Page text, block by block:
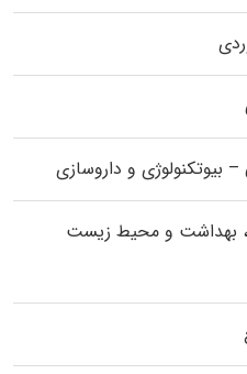
و داروسازی
بهداشت و محیط زیست